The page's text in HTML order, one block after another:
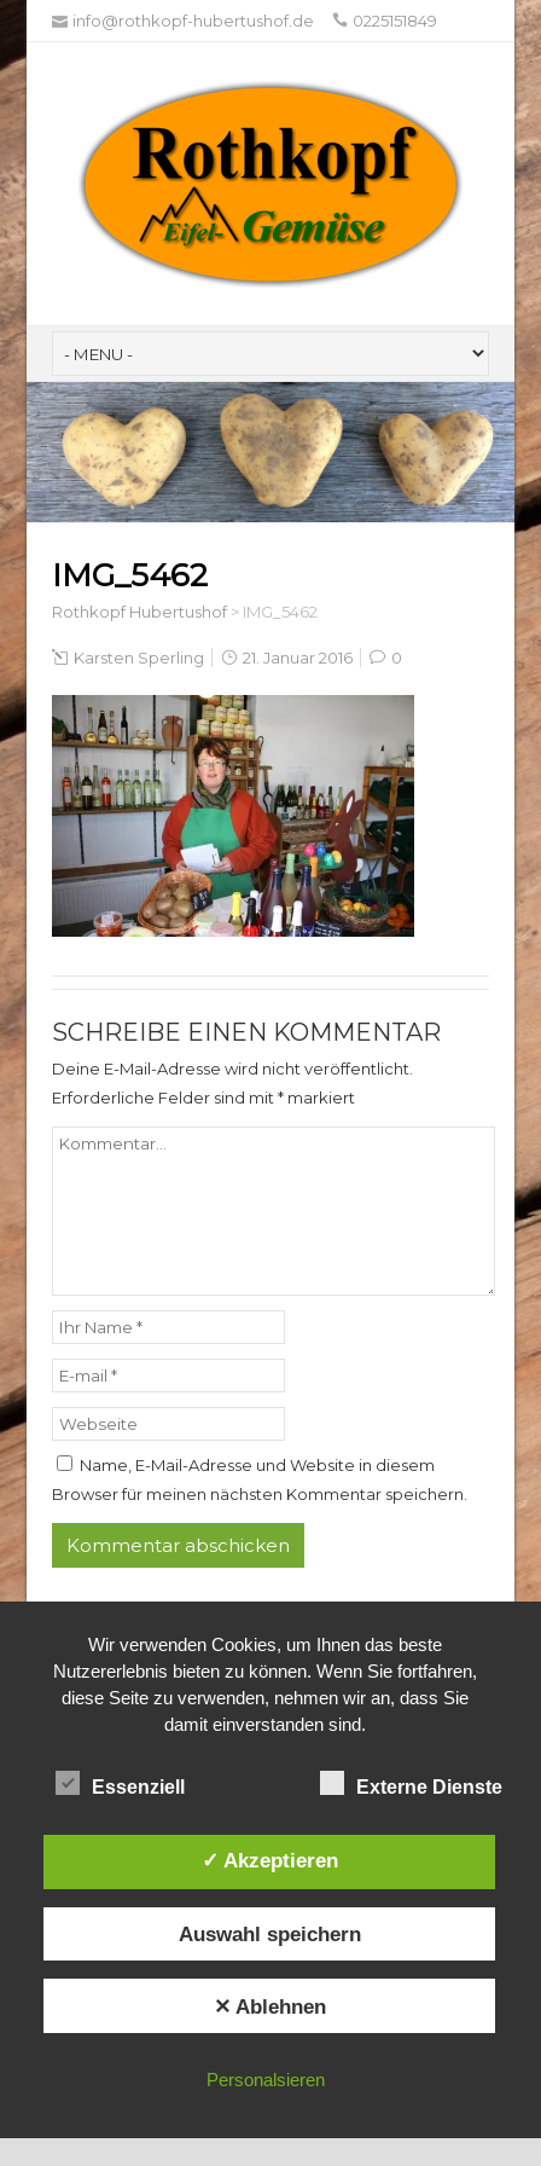
info@rothkopf-hubertushof.de 0225151849
IMG_5462
Rothkopf Hubertushof> IMG_5462
Karsten Sperling 21. Januar 2016 0
SCHREIBE EINEN KOMMENTAR
Deine E-Mail-Adresse wird nicht veröffentlicht.
Erforderliche Felder sind mit *markiert
Name, E-Mail-Adresse und Website in diesem
Browser für meinen nächsten Kommentar speichern.
Alle Rechte vorbehalten.
Wir verwenden Cookies, um Ihnen das beste
Nutzererlebnis bieten zu können. Wenn Sie fortfahren,
diese Seite zu verwenden, nehmen wir an, dass Sie
damit einverstanden sind.
Essenziell Externe Dienste
✓ Akzeptieren
Auswahl speichern
✕ Ablehnen
Personalsieren